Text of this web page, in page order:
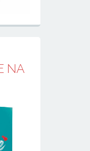
NA